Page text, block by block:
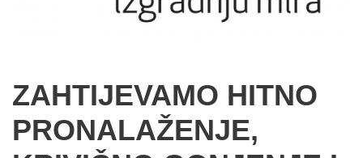
ZAHTIJEVAMO HITNO
PRONALAŽENJE,